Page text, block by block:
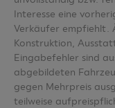
Interesse eine
Verkäufer empfiehlt.
Konstruktion,
Eingabefehler sind
abgebildeten
gegen Mehrpreis
teilweise